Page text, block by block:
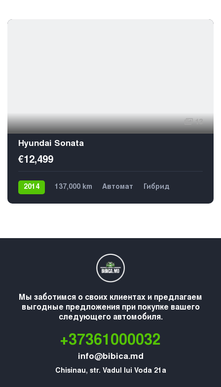
13
Hyundai Sonata
€12,499
2014 137,000 km Автомат
Гибрид
Мы заботимся о своих клиентах и предлагаем
выгодные предложения при покупке вашего
следующего автомобиля.
+37361000032
info@bibica.md
Chisinau, str. Vadul lui Voda 21a